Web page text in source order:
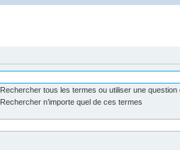
Rechercher tous les termes ou utiliser une question
Rechercher n’importe quel de ces termes